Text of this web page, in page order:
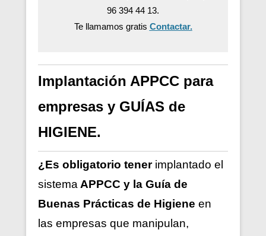
96 394 44 13.
Te llamamos gratis Contactar.
Implantación APPCC para
empresas y GUÍAS de
HIGIENE.
¿Es obligatorio tener implantado el
sistema APPCC y la Guía de
Buenas Prácticas de Higiene en
las empresas que manipulan,